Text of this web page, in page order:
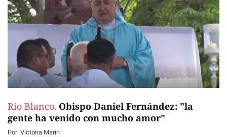
Río Blanco. Obispo Daniel Fernández: "la
gente ha venido con mucho amor"
Por Victoria Marín